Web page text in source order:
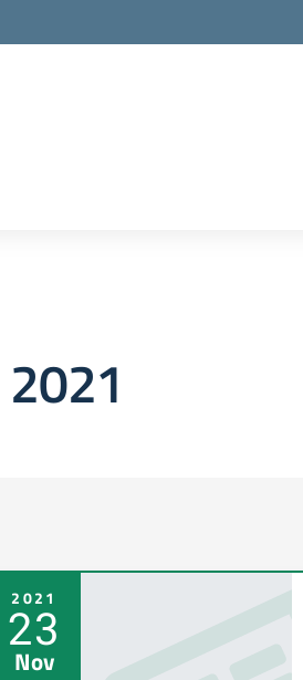
2021
2021
23
Nov